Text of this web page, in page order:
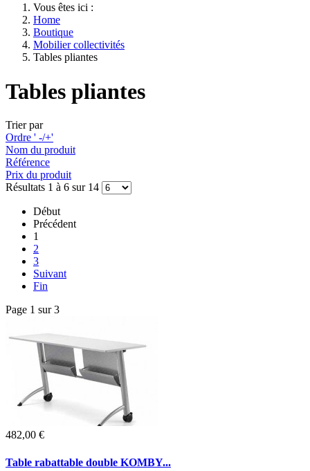
Vous êtes ici :
Home
Boutique
Mobilier collectivités
Tables pliantes
Tables pliantes
Trier par
Ordre ' -/+'
Nom du produit
Référence
Prix du produit
Résultats 1 à 6 sur 14
Début
Précédent
1
2
3
Suivant
Fin
Page 1 sur 3
482,00 €
Table rabattable double KOMBY...